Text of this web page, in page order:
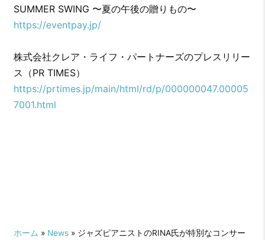
SUMMER SWING 〜夏の午後の贈りもの〜
https://eventpay.jp/
株式会社クレア・ライフ・パートナーズのプレスリリー
ス（PR TIMES）
https://prtimes.jp/main/html/rd/p/000000047.00005
7001.html
ホーム » News» ジャズピアニストのRINA氏が特別なコンサー